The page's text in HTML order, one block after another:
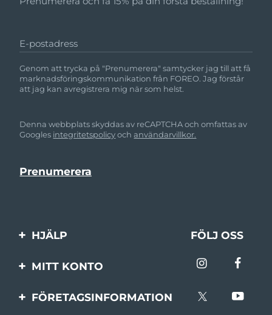
E-postadress
Genom att trycka på "Prenumerera" samtycker jag till att få
marknadsföringskommunikation från FOREO. Jag förstår
att jag kan avregistrera mig när som helst.
Denna webbplats skyddas av reCAPTCHA och omfattas av
Googles integritetspolicyochanvändarvillkor.
HJÄLP
Kontakta oss
FÖLJ OSS
MITT KONTO
Produktregistrering
FÖRETAGSINFORMATION